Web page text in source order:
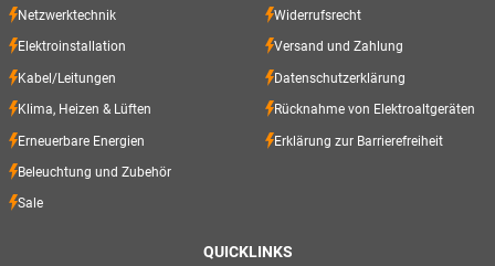
Netzwerktechnik
Elektroinstallation
Kabel/Leitungen
Klima, Heizen & Lüften
Erneuerbare Energien
Beleuchtung und Zubehör
Sale
Widerrufsrecht
Versand und Zahlung
Datenschutzerklärung
Rücknahme von Elektroaltgeräten
Erklärung zur Barrierefreiheit
QUICKLINKS